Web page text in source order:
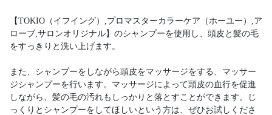
【TOKIO（イフイング）,プロマスターカラーケア（ホーユー）,ア
ローブ,サロンオリジナル】のシャンプーを使用し、頭皮と髪の毛
をすっきりと洗い上げます。
また、シャンプーをしながら頭皮をマッサージをする、マッサー
ジシャンプーを行います。マッサージによって頭皮の血行を促進
しながら、髪の毛の汚れもしっかりと落とすことができます。じ
っくりとシャンプーをしてほしいという方は、ぜひお試しくださ